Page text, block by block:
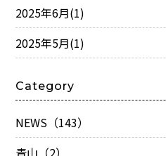
2025年6月(1)
2025年5月(1)
Category
NEWS（143）
青山（2）